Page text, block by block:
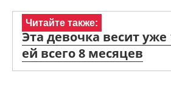
Читайте также:
Эта девочка весит уже
ей всего 8 месяцев